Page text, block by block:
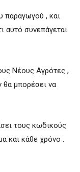
παραγωγού , και
αυτό συνεπάγεται
Νέους Αγρότες ,
θα μπορέσει να
τους κωδικούς
και κάθε χρόνο .